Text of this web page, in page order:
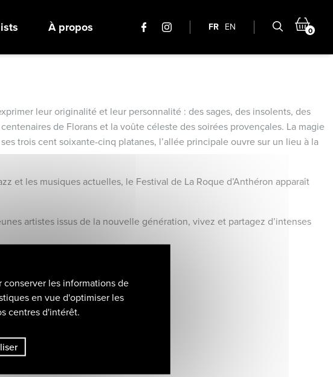
À propos FR EN 0
leur originalité et leur personnalité : des sages, des insolents, des
de Florans et la voûte céleste des soirées provençales. La magie
trois cent soixante-cinq platanes, l’allée principale ouvre sur un lieu à la
et les musiques actuelles, le Festival de La Roque d’Anthéron apparaît
artistes issus de la nouvelle génération, vivez et partagez d’intenses
les informations de
en vue d'optimiser les
centres d'intérêt.